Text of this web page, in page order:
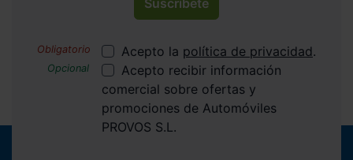
Acepto la política de privacidad.
Acepto recibir información
comercial sobre ofertas y
promociones de Automóviles
PROVOS S.L.